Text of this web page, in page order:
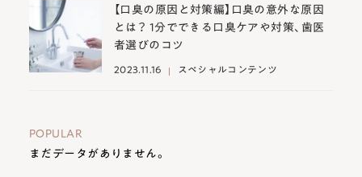
【口臭の原因と対策編】口臭の意外な原因
とは？ 1分でできる口臭ケアや対策、歯医
者選びのコツ
2023.11.16 スペシャルコンテンツ
POPULAR
まだデータがありません。